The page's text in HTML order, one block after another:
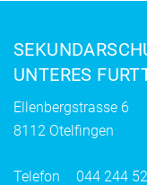
UNTERES
Ellenbergstrasse 6
8112 Otelfingen
Telefon 044 244